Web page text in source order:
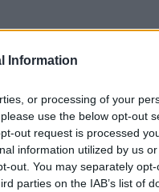
Information
or processing of your
use the below opt-out
out request is processed
information utilized by us
out. You may separately
parties on the IAB’s list of
test, and daily-drive
worth your money.